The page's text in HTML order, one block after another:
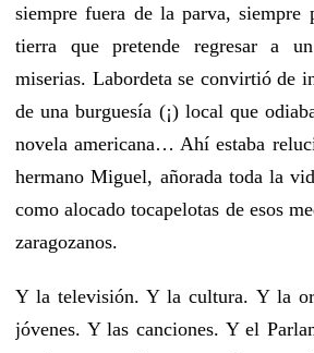
siempre fuera de la parva, siempre
tierra que pretende regresar a
miserias. Labordeta se convirtió de
de una burguesía (¡) local que
novela americana… Ahí estaba
hermano Miguel, añorada toda la
como alocado tocapelotas de esos
zaragozanos.
Y la televisión. Y la cultura. Y la
jóvenes. Y las canciones. Y el